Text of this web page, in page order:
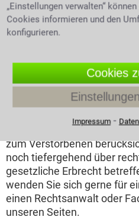
Bei einer
überlebende Partner die
Ehepartners, der andere
hinterbliebene Ehegatte
Alleinerbe ist der
es außer ihm nur noch
noch fernerer Ordnungen
Aufteilung des Erbes
Ordnungssystem, welches
zum Verstorbenen
noch tiefergehend über
gesetzliche Erbrecht
wenden Sie sich gerne für
einen Rechtsanwalt oder
unseren Seiten.
„Einstellungen verwalten“
Cookies informieren und den
konfigurieren.
Cookies
Impressum⁃